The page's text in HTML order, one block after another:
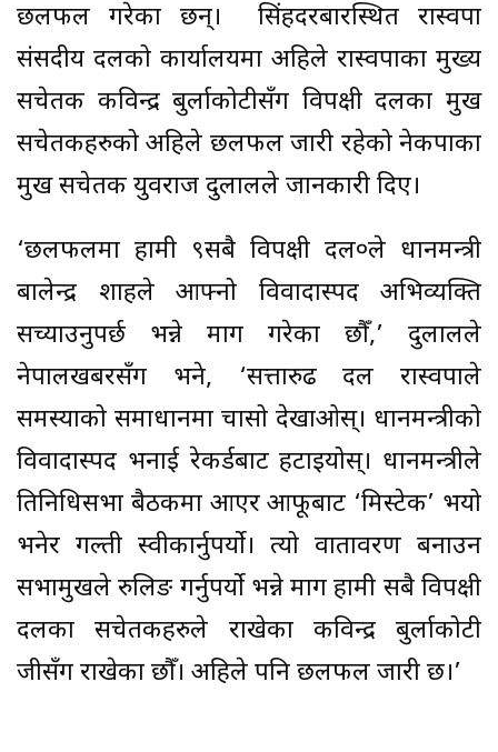
छलफल गरेका छन्। सिंहदरबारस्थित रास्वपा
संसदीय दलको कार्यालयमा अहिले रास्वपाका मुख्य
सचेतक कविन्द्र बुर्लाकोटीसँग विपक्षी दलका प्रमुख
सचेतकहरुको अहिले छलफल जारी रहेको नेकपाका
प्रमुख सचेतक युवराज दुलालले जानकारी दिए।
‘छलफलमा हामी ९सबै विपक्षी दल०ले प्रधानमन्त्री
बालेन्द्र शाहले आफ्नो विवादास्पद अभिव्यक्ति
सच्याउनुपर्छ भन्ने माग गरेका छौँ,’ दुलालले
नेपालखबरसँग भने, ‘सत्तारुढ दल रास्वपाले
समस्याको समाधानमा चासो देखाओस्। प्रधानमन्त्रीको
विवादास्पद भनाई रेकर्डबाट हटाइयोस्। प्रधानमन्त्रीले
प्रतिनिधिसभा बैठकमा आएर आफूबाट ‘मिस्टेक’ भयो
भनेर गल्ती स्वीकार्नुपर्यो। त्यो वातावरण बनाउन
सभामुखले रुलिङ गर्नुपर्यो भन्ने माग हामी सबै विपक्षी
दलका सचेतकहरुले राखेका कविन्द्र बुर्लाकोटी
जीसँग राखेका छौँ। अहिले पनि छलफल जारी छ।’